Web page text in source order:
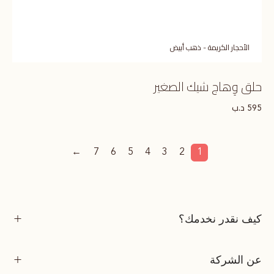
الأحجار الكريمة - ذهب أبيض
حلق وِهاج شيك الصغير
595 د.ب
1
2
3
4
5
6
7
←
كيف نقدر نخدمك؟
عن الشركة